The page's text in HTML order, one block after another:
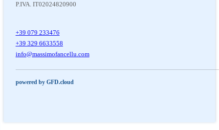
P.IVA. IT02024820900
+39 079 233476
+39 329 6633558
moc.ullecnafomissam
@ofni
powered by GFD.cloud